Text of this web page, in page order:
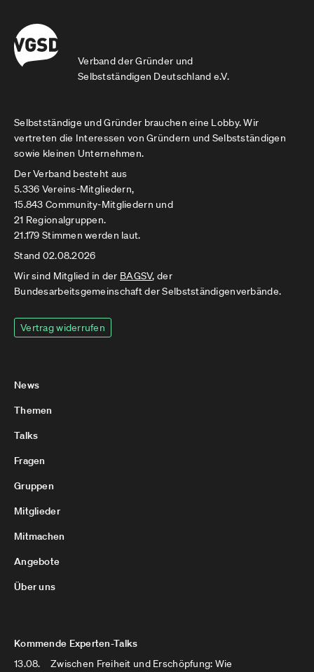
Verband der Gründer und
Selbstständigen Deutschland e.V.
Selbstständige und Gründer brauchen eine Lobby. Wir
vertreten die Interessen von Gründern und Selbstständigen
sowie kleinen Unternehmen.
Der Verband besteht aus
5.336 Vereins-Mitgliedern,
15.843 Community-Mitgliedern und
21 Regionalgruppen.
21.179 Stimmen werden laut.
Stand 02.08.2026
Wir sind Mitglied in der BAGSV, der
Bundesarbeitsgemeinschaft der Selbstständigenverbände.
Vertrag widerrufen
News
Themen
Talks
Fragen
Gruppen
Mitglieder
Mitmachen
Angebote
Über uns
Kommende Experten-Talks
13.08.
Zwischen Freiheit und Erschöpfung: Wie